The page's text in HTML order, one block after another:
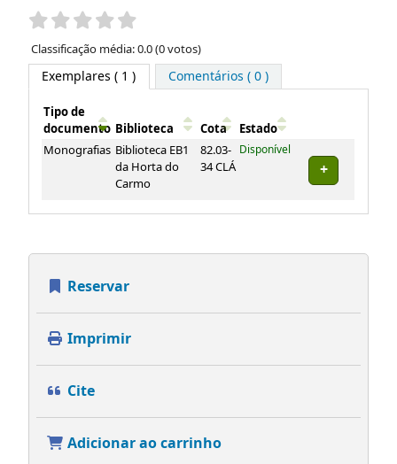
Pontuação
Classificação média: 0.0 (0 votos)
Exemplares ( 1 ) Comentários ( 0 )
Exemplares
Tipo de
documento Biblioteca Cota
Estado
Monografias Biblioteca EB1
da Horta do
Carmo
82.03-
34 CLÁ
Disponível
Reservar
Imprimir
Cite
Adicionar ao carrinho